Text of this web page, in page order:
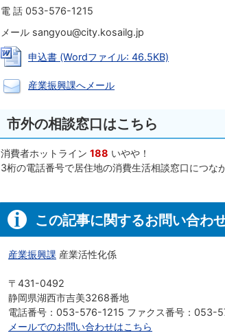
電 話 053-576-1215
メール sangyou@city.kosailg.jp
申込書 (Wordファイル: 46.5KB)
産業振興課へメール
市外の相談窓口はこちら
消費者ホットライン 188 いやや！
3桁の電話番号で居住地の消費生活相談窓口につな
この記事に関するお問い合わ
産業振興課 産業活性化係
〒431-0492
静岡県湖西市吉美3268番地
電話番号：053-576-1215 ファクス番号：053-
メールでのお問い合わせはこちら